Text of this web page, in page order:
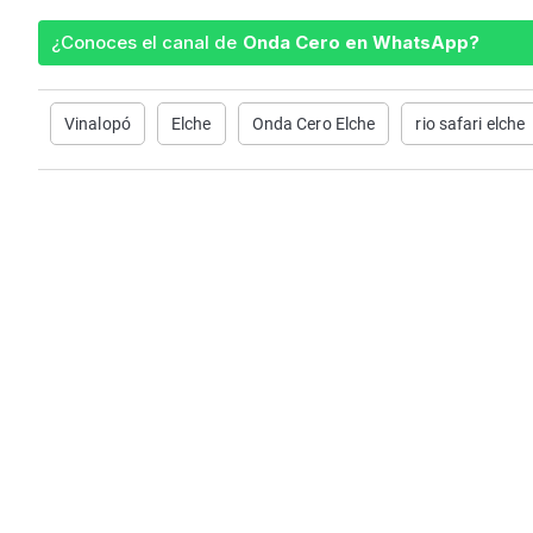
¿Conoces el canal de Onda Cero en WhatsApp?
Vinalopó Elche Onda Cero Elche rio safari elche